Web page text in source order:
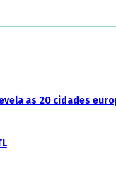
as 20 cidades